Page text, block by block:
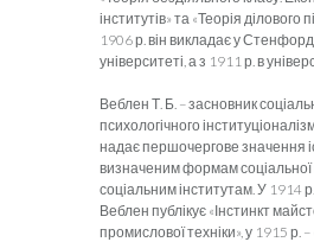
інститутів» та «Теорія ділового
1906 р. він викладає у
університеті, а з 1911 р. в
Веблен Т. Б. – засновник
психологічного
надає першочергове значення
визначеним формам соціальної
соціальним інститутам. У 1914
Веблен публікує «Інстинкт
промислової техніки», у 1915 р. –